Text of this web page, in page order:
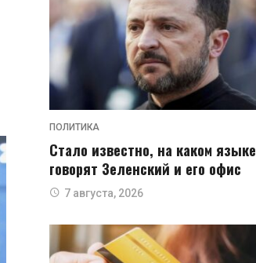
ПОЛИТИКА
Стало известно, на каком языке
говорят Зеленский и его офис
7 августа, 2026